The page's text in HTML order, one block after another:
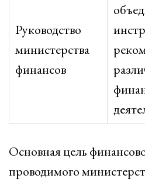
Руководство
министерства
финансов
Основная цель
проводимого